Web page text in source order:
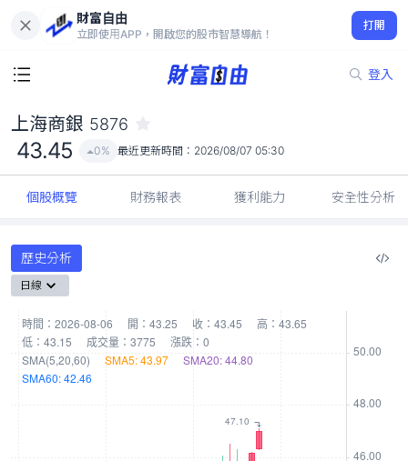
財富自由
立即使用APP，開啟您的股市智慧導航！
打開
登入
43.45
0%
上海商銀 5876
43.45 0% 最近更新時間： 2026/08/07 05:30
個股概覽 財務報表 獲利能力 安全性分析
歷史分析
日線